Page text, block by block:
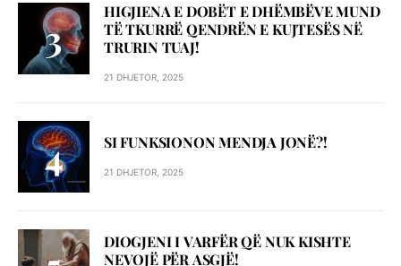
HIGJIENA E DOBËT E DHËMBËVE MUND
TË TKURRË QENDRËN E KUJTESËS NË
TRURIN TUAJ!
21 DHJETOR, 2025
SI FUNKSIONON MENDJA JONË?!
21 DHJETOR, 2025
DIOGJENI I VARFËR QË NUK KISHTE
NEVOJË PËR ASGJË!